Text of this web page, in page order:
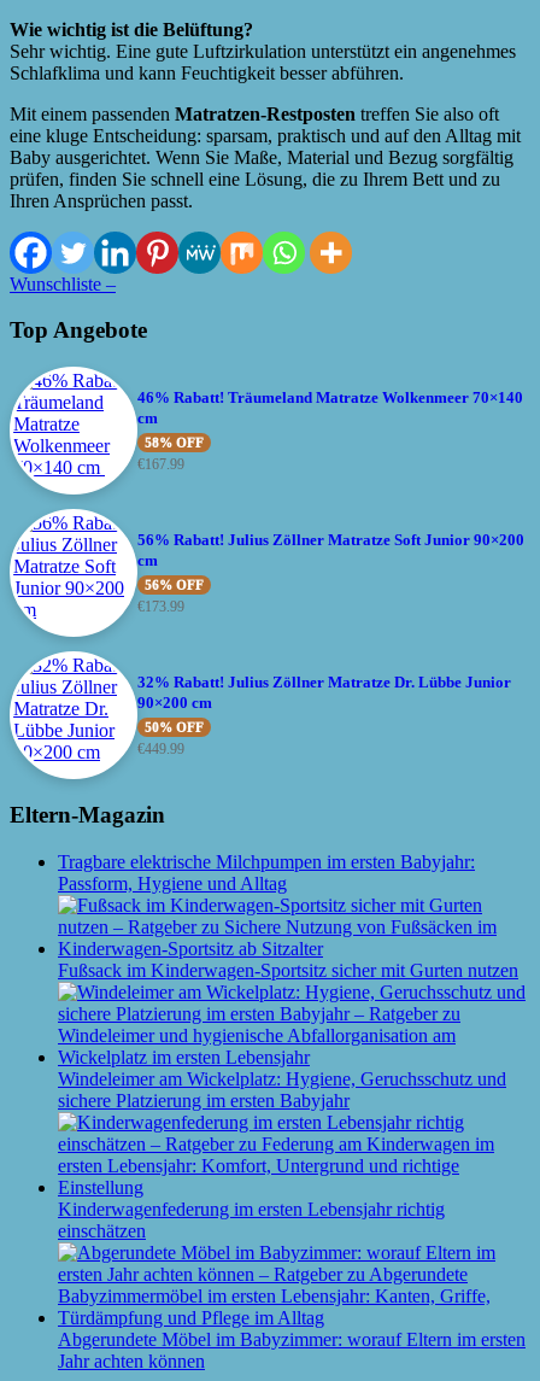
Wie wichtig ist die Belüftung?
Sehr wichtig. Eine gute Luftzirkulation unterstützt ein angenehmes
Schlafklima und kann Feuchtigkeit besser abführen.
Mit einem passenden Matratzen-Restposten treffen Sie also oft
eine kluge Entscheidung: sparsam, praktisch und auf den Alltag mit
Baby ausgerichtet. Wenn Sie Maße, Material und Bezug sorgfältig
prüfen, finden Sie schnell eine Lösung, die zu Ihrem Bett und zu
Ihren Ansprüchen passt.
Wunschliste –
Top Angebote
46% Rabatt! Träumeland Matratze Wolkenmeer 70×140
cm
58% OFF
€167.99
56% Rabatt! Julius Zöllner Matratze Soft Junior 90×200
cm
56% OFF
€173.99
32% Rabatt! Julius Zöllner Matratze Dr. Lübbe Junior
90×200 cm
50% OFF
€449.99
Eltern-Magazin
Tragbare elektrische Milchpumpen im ersten Babyjahr:
Passform, Hygiene und Alltag
Fußsack im Kinderwagen-Sportsitz sicher mit Gurten nutzen
Windeleimer am Wickelplatz: Hygiene, Geruchsschutz und
sichere Platzierung im ersten Babyjahr
Kinderwagenfederung im ersten Lebensjahr richtig
einschätzen
Abgerundete Möbel im Babyzimmer: worauf Eltern im ersten
Jahr achten können